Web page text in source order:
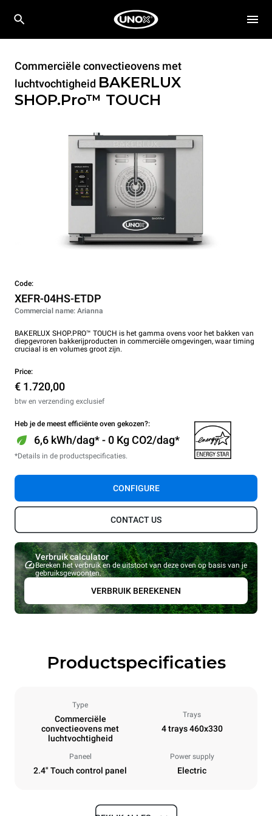
Commerciële convectieovens met
luchtvochtigheid BAKERLUX
SHOP.Pro™ TOUCH
Code:
XEFR-04HS-ETDP
Commercial name: Arianna
BAKERLUX SHOP.PRO™ TOUCH is het gamma ovens voor het bakken van
diepgevroren bakkerijproducten in commerciële omgevingen, waar timing
cruciaal is en volumes groot zijn.
Price:
€ 1.720,00
btw en verzending exclusief
Heb je de meest efficiënte oven gekozen?:
6,6 kWh/dag* - 0 Kg CO2/dag*
*Details in de productspecificaties.
CONFIGURE
CONTACT US
Verbruik calculator
Bereken het verbruik en de uitstoot van deze oven op basis van je
gebruiksgewoonten.
VERBRUIK BEREKENEN
Productspecificaties
Type
Commerciële
convectieovens met
luchtvochtigheid
Trays
4 trays 460x330
Paneel
2.4" Touch control panel
Power supply
Electric